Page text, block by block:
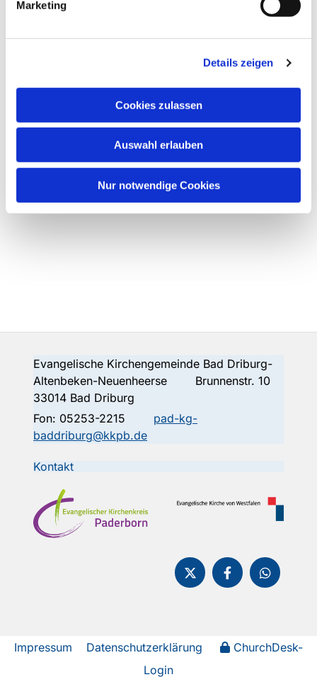
Marketing
Details zeigen
Cookies zulassen
Auswahl erlauben
Nur notwendige Cookies
Evangelische Kirchengemeinde Bad Driburg-
Altenbeken-Neuenheerse Brunnenstr. 10
33014 Bad Driburg
Fon: 05253-2215
pad-kg-
baddriburg@kkpb.de
Kontakt
Impressum Datenschutzerklärung
ChurchDesk-
Login